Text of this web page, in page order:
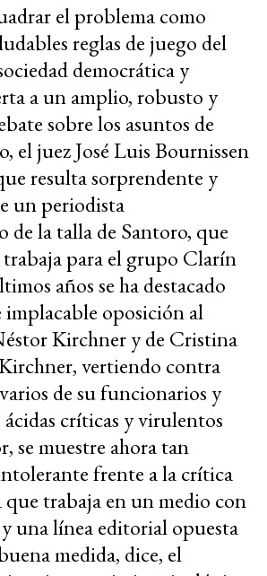
el problema como
reglas de juego del
democrática y
a un amplio, robusto y
sobre los asuntos de
el juez José Luis Bournissen
resulta sorprendente y
un periodista
de la talla de Santoro, que
trabaja para el grupo Clarín
años se ha destacado
implacable oposición al
Kirchner y de Cristina
vertiendo contra
de su funcionarios y
críticas y virulentos
se muestre ahora tan
frente a la crítica
que trabaja en un medio con
una línea editorial opuesta
medida, dice, el